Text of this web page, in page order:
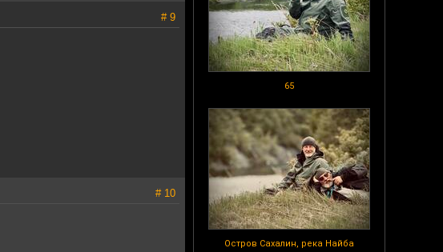
65
Остров Сахалин, река Найба
# 9
# 10